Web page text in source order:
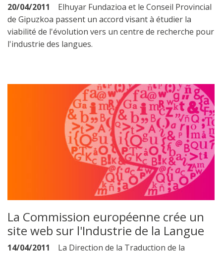
20/04/2011
Elhuyar Fundazioa et le Conseil Provincial
de Gipuzkoa passent un accord visant à étudier la
viabilité de l'évolution vers un centre de recherche pour
l'industrie des langues.
La Commission européenne crée un
site web sur l'Industrie de la Langue
14/04/2011
La Direction de la Traduction de la